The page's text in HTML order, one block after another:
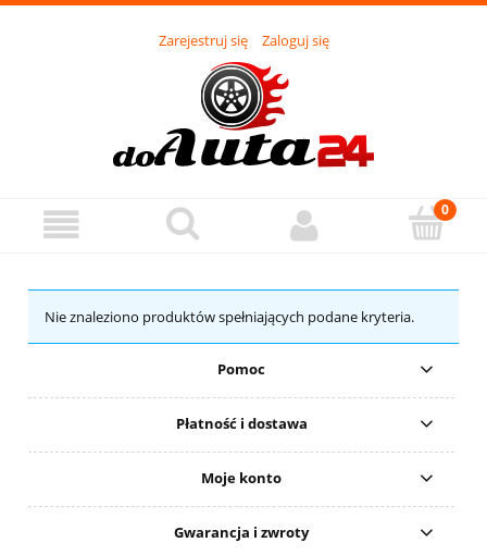
Zarejestruj się Zaloguj się
Nie znaleziono produktów spełniających podane kryteria.
Pomoc
Płatność i dostawa
Moje konto
Gwarancja i zwroty